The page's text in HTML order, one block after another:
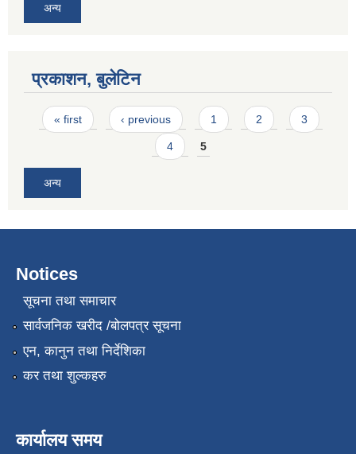
अन्य
प्रकाशन, बुलेटिन
Pages
« first ‹ previous 1 2 3
4 5
अन्य
Notices
सूचना तथा समाचार
सार्वजनिक खरीद /बोलपत्र सूचना
एन, कानुन तथा निर्देशिका
कर तथा शुल्कहरु
कार्यालय समय